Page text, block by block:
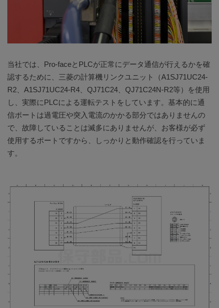
当社では、Pro-faceとPLCが正常にデータ通信が行えるかを確
認するために、三菱の計算機リンクユニット（A1SJ71UC24-
R2、A1SJ71UC24-R4、QJ71C24、QJ71C24N-R2等）を使用
し、実際にPLCによる運転テストをしています。基本的に通
信ポートは過電圧や突入電流のかかる部分ではありませんの
で、故障していることは滅多にありませんが、お客様が必ず
使用するポートですから、しっかりと動作確認を行っていま
す。